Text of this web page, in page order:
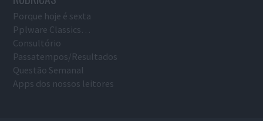
Porque hoje é sexta
Pplware Classics…
Consultório
Passatempos/Resultados
Questão Semanal
Apps dos nossos leitores